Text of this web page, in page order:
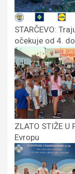
STARČEVO:
očekuje od 4.
ZLATO STIŽE U
Evropu